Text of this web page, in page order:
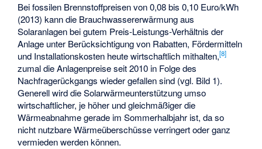
Bei fossilen Brennstoffpreisen von 0,08 bis 0,10 Euro/kWh
(2013) kann die Brauchwassererwärmung aus
Solaranlagen bei gutem Preis-Leistungs-Verhältnis der
Anlage unter Berücksichtigung von Rabatten, Fördermitteln
und Installationskosten heute wirtschaftlich mithalten,[8]
zumal die Anlagenpreise seit 2010 in Folge des
Nachfragerückgangs wieder gefallen sind (vgl. Bild 1).
Generell wird die Solarwärmeunterstützung umso
wirtschaftlicher, je höher und gleichmäßiger die
Wärmeabnahme gerade im Sommerhalbjahr ist, da so
nicht nutzbare Wärmeüberschüsse verringert oder ganz
vermieden werden können.